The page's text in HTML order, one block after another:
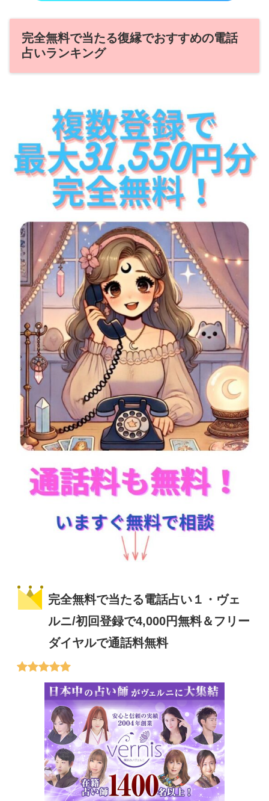
完全無料で当たる復縁でおすすめの電話
占いランキング
完全無料で当たる電話占い１・ヴェ
ルニ/初回登録で4,000円無料＆フリー
ダイヤルで通話料無料